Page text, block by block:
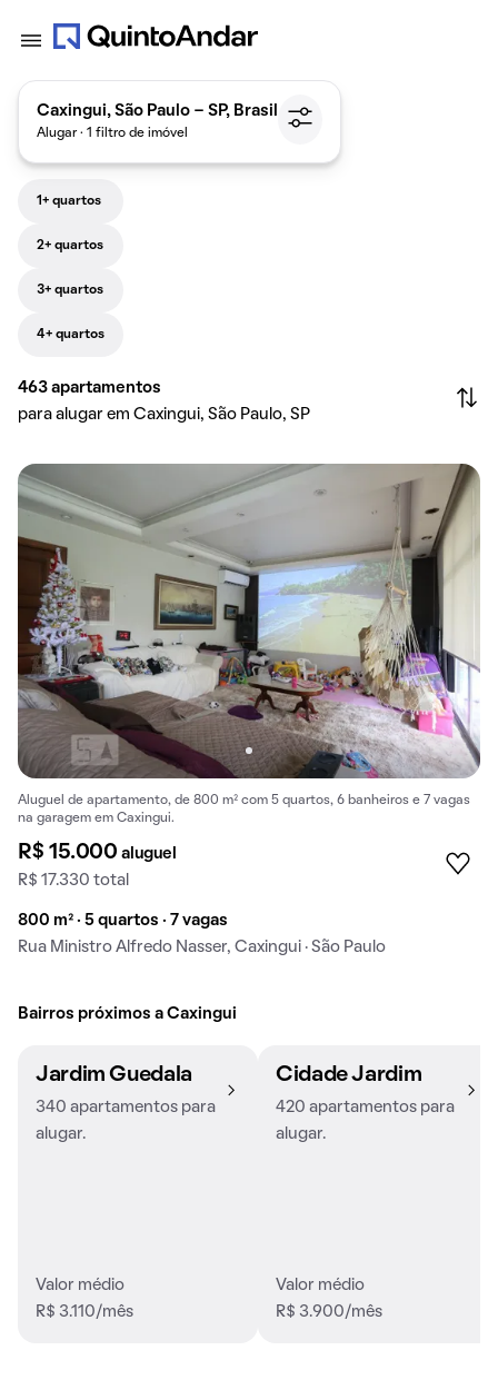
Caxingui, São Paulo - SP, Brasil
Alugar · 1 filtro de imóvel
1+ quartos
2+ quartos
3+ quartos
4+ quartos
463 apartamentos
para alugar em Caxingui, São Paulo, SP
Aluguel de apartamento, de 800 m² com 5 quartos, 6 banheiros e 7 vagas
na garagem em Caxingui.
R$ 15.000aluguel
R$ 17.330 total
800 m² · 5 quartos · 7 vagas
Rua Ministro Alfredo Nasser, Caxingui · São Paulo
Bairros próximos a Caxingui
Jardim Guedala
340 apartamentos para
alugar.
Valor médio
R$ 3.110/mês
Cidade Jardim
420 apartamentos para
alugar.
Valor médio
R$ 3.900/mês